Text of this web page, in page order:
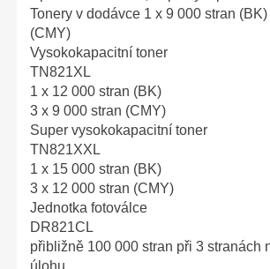
Tonery v dodávce 1 x 9 000 stran
(CMY)
Vysokokapacitní toner
TN821XL
1 x 12 000 stran (BK)
3 x 9 000 stran (CMY)
Super vysokokapacitní toner
TN821XXL
1 x 15 000 stran (BK)
3 x 12 000 stran (CMY)
Jednotka fotoválce
DR821CL
přibližně 100 000 stran při 3 stranách
úlohu